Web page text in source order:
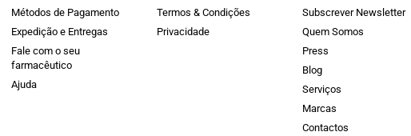
Métodos de Pagamento
Expedição e Entregas
Fale com o seu
farmacêutico
Ajuda
Termos & Condições
Privacidade
Subscrever Newsletter
Quem Somos
Press
Blog
Serviços
Marcas
Contactos